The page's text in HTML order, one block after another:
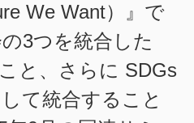
We Want）』で
3つを統合した
と、さらに SDGs
て統合すること